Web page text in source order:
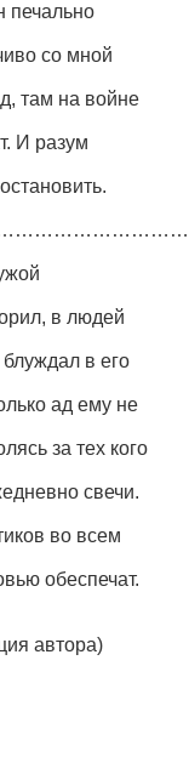
печально
со мной
там на войне
И разум
в людей
в его
ад ему не
за тех кого
свечи.
во всем
обеспечат.
автора)